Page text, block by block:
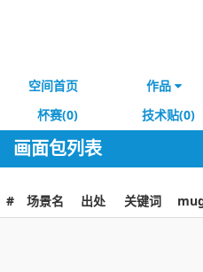
空间首页 作品
杯赛(0)
技术贴(0)
画面包列表
# 场景名 出处 关键词